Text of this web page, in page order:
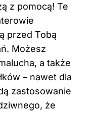
z pomocą! Te
przed Tobą
Możesz
a także
– nawet dla
zastosowanie
że